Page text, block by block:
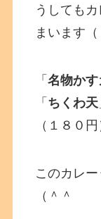
うしても
まいます（
「名物か
「 ちくわ天
（１８０円
このカレ
（＾＾